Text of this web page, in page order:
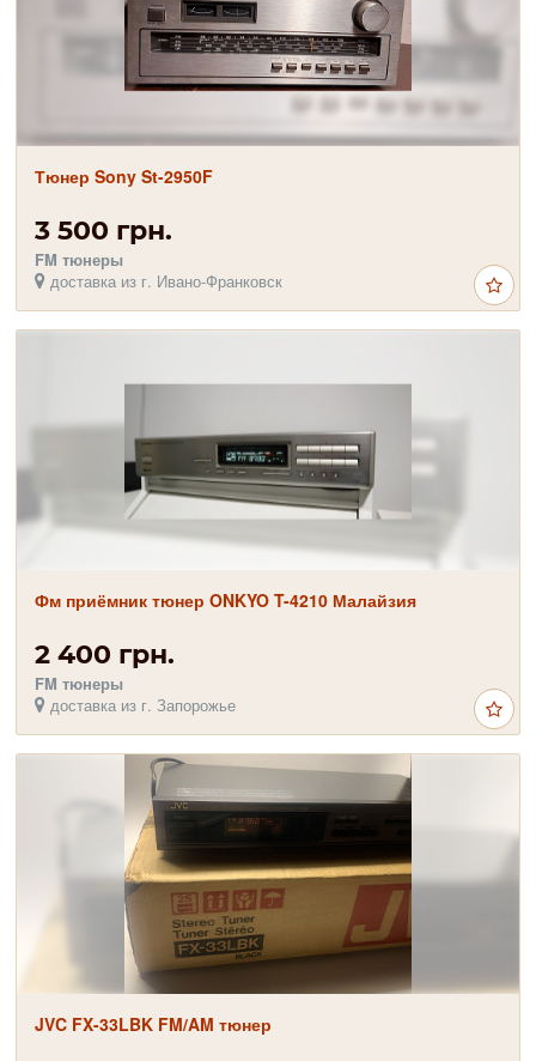
Тюнер Sony St-2950F
3 500 грн.
FM тюнеры
доставка из г. Ивано-Франковск
Фм приёмник тюнер ONKYO T-4210 Малайзия
2 400 грн.
FM тюнеры
доставка из г. Запорожье
JVC FX-33LBK FM/AM тюнер